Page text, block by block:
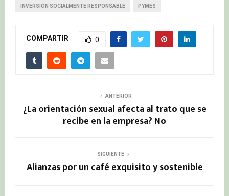
INVERSIÓN SOCIALMENTE RESPONSABLE PYMES
COMPARTIR 0
ANTERIOR
¿La orientación sexual afecta al trato que se
recibe en la empresa? No
SIGUIENTE
Alianzas por un café exquisito y sostenible